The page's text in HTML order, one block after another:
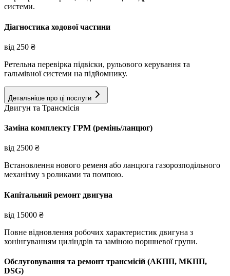
системи.
Діагностика ходової частини
від 250 ₴
Ретельна перевірка підвіски, рульового керування та
гальмівної системи на підйомнику.
Детальніше про ці послуги
Двигун та Трансмісія
Заміна комплекту ГРМ (ремінь/ланцюг)
від 2500 ₴
Встановлення нового ременя або ланцюга газорозподільного
механізму з роликами та помпою.
Капітальний ремонт двигуна
від 15000 ₴
Повне відновлення робочих характеристик двигуна з
хонінгуванням циліндрів та заміною поршневої групи.
Обслуговування та ремонт трансмісій (АКПП, МКПП,
DSG)